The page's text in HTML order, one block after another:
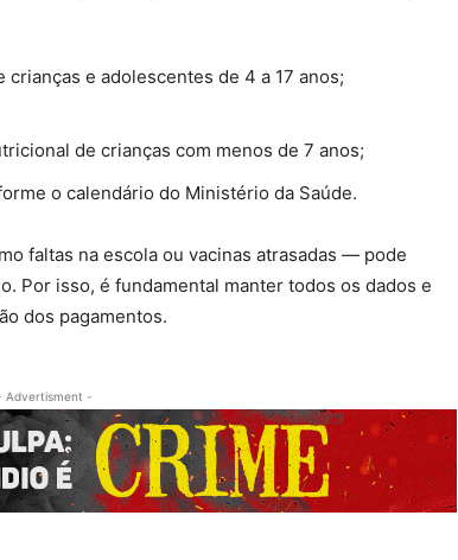
e adolescentes de 4 a 17 anos;
de crianças com menos de 7 anos;
o calendário do Ministério da Saúde.
faltas na escola ou vacinas atrasadas — pode
Por isso, é fundamental manter todos os dados e
dos pagamentos.
Advertisment -